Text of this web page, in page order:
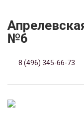
№6
8 (496) 345-66-73